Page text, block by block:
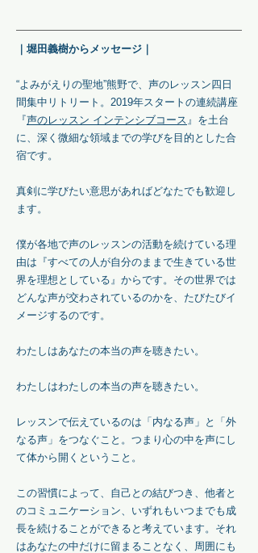
｜堀田義樹からメッセージ｜
“よみがえりの聖地”熊野で、声のレッスン四日
間集中リトリート。2019年スタートの連続講座
『声のレッスン インテンシブコース』を土台
に、深く微細な領域までの学びを目的とした合
宿です。
真剣に学びたい意思があればどなたでも歓迎し
ます。
僕が各地で声のレッスンの活動を続けている理
由は『すべての人が自分のままで生きている世
界を理想としている』からです。その世界では
どんな声が交わされているのかを、たびたびイ
メージするのです。
わたしはあなたの本当の声を聴きたい。
わたしはわたしの本当の声を聴きたい。
レッスンで伝えているのは「内なる声」と「外
なる声」をつなぐこと。つまり心の中を声にし
て体から開くということ。
この習慣によって、自己との結びつき、他者と
のコミュニケーション、いずれもいつまでも成
長を続けることができると考えています。それ
はあなたの中だけに留まることなく、周囲にも